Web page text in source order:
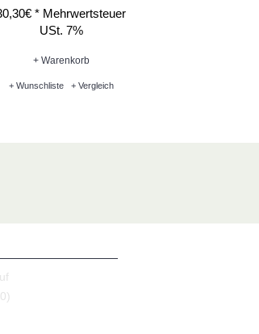
* Mehrwertsteuer
USt. 7%
+ Warenkorb
+ Wunschliste + Vergleich
0)